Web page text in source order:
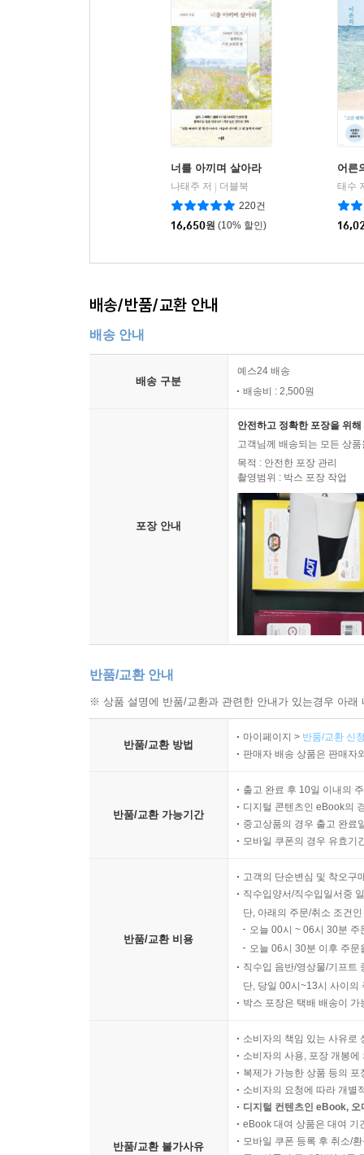
너를 아끼며 살아라
나태주 저
더블북
220건
16,650원 (10% 할인)
어른
태수
배송/반품/교환 안내
배송 안내
배송 구분
예스24 배송
배송비 : 2,500원
포장 안내
안전하고 정확한 포장을 위
고객님께 배송되는 모든 상
목적 : 안전한 포장 관리
촬영범위 : 박스 포장 작업
반품/교환 안내
※ 상품 설명에 반품/교환과 관련한 안내가 있는경우 아
반품/교환 방법
마이페이지 > 반품/교환 신
판매자 배송 상품은 판매자
반품/교환 가능기간
출고 완료 후 10일 이내의
디지털 콘텐츠인 eBook의
중고상품의 경우 출고 완료
모바일 쿠폰의 경우 유효기
반품/교환 비용
고객의 단순변심 및 착오구
직수입양서/직수입일서중
단, 아래의 주문/취소 조건
오늘 00시 ~ 06시 30분
오늘 06시 30분 이후 주
직수입 음반/영상물/기프트
단, 당일 00시~13시 사이의
박스 포장은 택배 배송이
반품/교환 불가사유
소비자의 책임 있는 사유로
소비자의 사용, 포장 개봉
복제가 가능한 상품 등의
소비자의 요청에 따라 개별
디지털 컨텐츠인 eBook,
eBook 대여 상품은 대여 기
모바일 쿠폰 등록 후 취소/